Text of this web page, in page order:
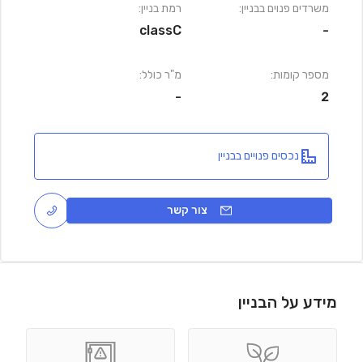
משרדים פנוים בבניין:
-
מספר קומות:
2
רמת בניין:
classC
מ"ר כולל:
-
נכסים פנויים בבניין
צור קשר
מידע על הבניין